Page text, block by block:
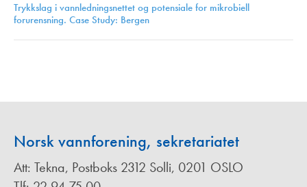
Trykkslag i vannledningsnettet og potensiale for mikrobiell
forurensning. Case Study: Bergen
Norsk vannforening, sekretariatet
Att: Tekna, Postboks 2312 Solli, 0201 OSLO